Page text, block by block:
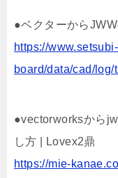
●ベクターから
https://
board/data/cad/log/
●vectorworksから
し方 | Lovex2鼎
https://mie-